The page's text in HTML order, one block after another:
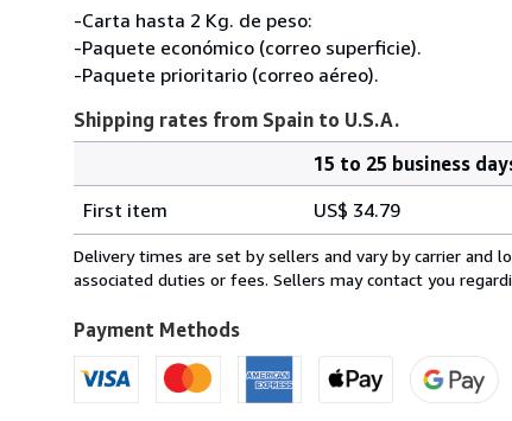
-Carta hasta 2 Kg. de peso:
-Paquete económico (correo superficie).
-Paquete prioritario (correo aéreo).
Shipping rates from Spain to U.S.A.
rates
from
Spain
U.S.A.
15 to 25 business
First item
US$ 34.79
Delivery times are set by sellers and vary by carrier and
associated duties or fees. Sellers may contact you
Payment Methods